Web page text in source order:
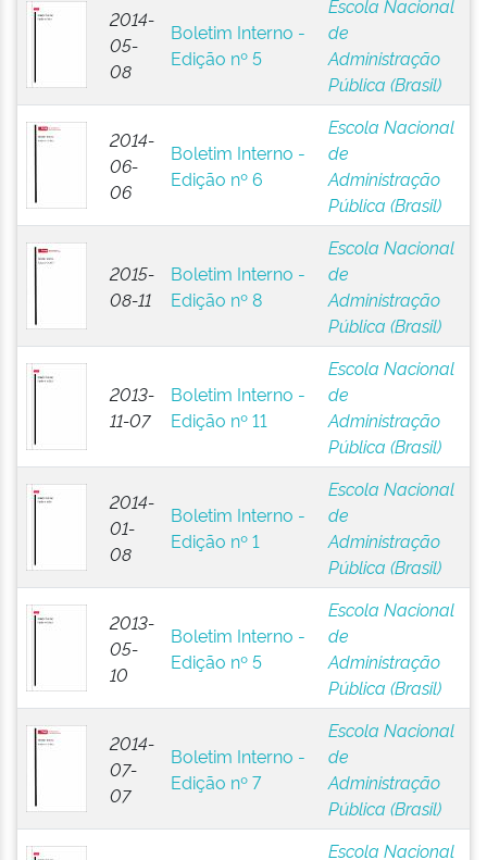
2014-
05-
08
Boletim Interno -
Edição nº 5
Escola Nacional
de
Administração
Pública (Brasil)
2014-
06-
06
Boletim Interno -
Edição nº 6
Escola Nacional
de
Administração
Pública (Brasil)
2015-
08-11
Boletim Interno -
Edição nº 8
Escola Nacional
de
Administração
Pública (Brasil)
2013-
11-07
Boletim Interno -
Edição nº 11
Escola Nacional
de
Administração
Pública (Brasil)
2014-
01-
08
Boletim Interno -
Edição nº 1
Escola Nacional
de
Administração
Pública (Brasil)
2013-
05-
10
Boletim Interno -
Edição nº 5
Escola Nacional
de
Administração
Pública (Brasil)
2014-
07-
07
Boletim Interno -
Edição nº 7
Escola Nacional
de
Administração
Pública (Brasil)
Escola Nacional